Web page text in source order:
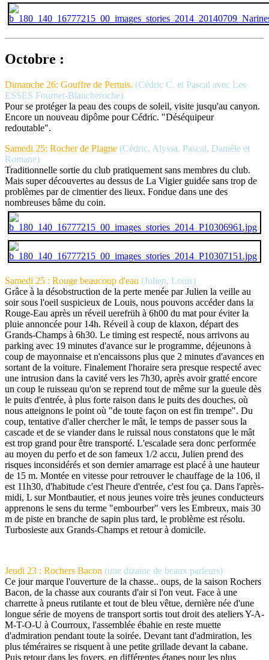
Octobre :
Dimanche 26: Gouffre de Pertuis. (Cédric C. et Pascal avec Les
ESSES Fournet-Blancheroche)
Pour se protéger la peau des coups de soleil, visite jusqu'au canyon.
Encore un nouveau dipôme pour Cédric. "Déséquipeur
redoutable".
Samedi 25: Rocher de Plagne (Cédric, Alyssa, Pascal, Danièle et
Romane)
Traditionnelle sortie du club pratiquement sans membres du club.
Mais super découvertes au dessus de La Vigier guidée sans trop de
problèmes par de cimentier des lieux. Fondue dans une des
nombreuses bâme du coin.
Samedi 25 : Rouge beaucoup d'eau (Julien, Louis)
Grâce à la désobstruction de la perte menée par Julien la veille au
soir sous l'oeil suspicieux de Louis, nous pouvons accéder dans la
Rouge-Eau après un réveil uerefrüh à 6h00 du mat pour éviter la
pluie annoncée pour 14h. Réveil à coup de klaxon, départ des
Grands-Champs à 6h30. Le timing est respecté, nous arrivons au
parking avec 19 minutes d'avance sur le programme, déjeunons à
coup de mayonnaise et n'encaissons plus que 2 minutes d'avances en
sortant de la voiture. Finalement l'horaire sera presque respecté avec
une intrusion dans la cavité vers les 7h30, après avoir gratté encore
un coup le ruisseau qu'on se reprend tout de même sur la gueule dès
le puits d'entrée, à plus forte raison dans le puits des douches, où
nous atteignons le point où "de toute façon on est fin trempe". Du
coup, tentative d'aller chercher le mât, le temps de passer sous la
cascade et de se viander dans le ruissal nous constatons que le mât
est trop grand pour être transporté. L'escalade sera donc performée
au moyen du perfo et de son fameux 1/2 accu, Julien prend des
risques inconsidérés et son dernier amarrage est placé à une hauteur
de 15 m. Montée en vitesse pour retrouver le chauffage de la 106, il
est 11h30, d'habitude c'est l'heure d'entrée, c'est fou ça. Dans l'après-
midi, L sur Montbautier, et nous jeunes voire très jeunes conducteurs
apprenons le sens du terme "embourber" vers les Embreux, mais 30
m de piste en branche de sapin plus tard, le problème est résolu.
Turbosieste aux Grands-Champs et retour à domicile.
Jeudi 23 : Rochers Bacon (une dizaine de beaux parleurs)
Ce jour marque l'ouverture de la chasse.. oups, de la saison Rochers
Bacon, de la chasse aux courants d'air si l'on veut. Face à une
charrette à pneus rutilante et tout de bleu vêtue, dernière née d'une
longue série de moyens de transport sortis tout droit des ateliers Y-A-
M-T-O-U à Courroux, l'assemblée ébahie en reste muette
d'admiration pendant toute la soirée. Devant tant d'admiration, les
plus téméraires se risquent à une petite grillade devant la cabane.
Puis retour dans les foyers, en différentes étapes pour les plus